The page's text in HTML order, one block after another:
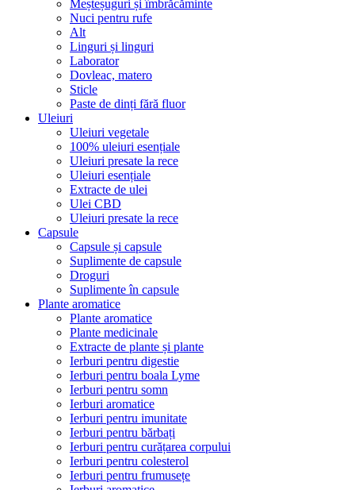
Meșteșuguri și îmbrăcăminte
Nuci pentru rufe
Alt
Linguri și linguri
Laborator
Dovleac, matero
Sticle
Paste de dinți fără fluor
Uleiuri
Uleiuri vegetale
100% uleiuri esențiale
Uleiuri presate la rece
Uleiuri esențiale
Extracte de ulei
Ulei CBD
Uleiuri presate la rece
Capsule
Capsule și capsule
Suplimente de capsule
Droguri
Suplimente în capsule
Plante aromatice
Plante aromatice
Plante medicinale
Extracte de plante și plante
Ierburi pentru digestie
Ierburi pentru boala Lyme
Ierburi pentru somn
Ierburi aromatice
Ierburi pentru imunitate
Ierburi pentru bărbați
Ierburi pentru curățarea corpului
Ierburi pentru colesterol
Ierburi pentru frumusețe